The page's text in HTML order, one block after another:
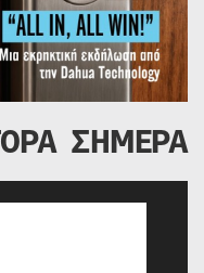
ΣΗΜΕΡΑ